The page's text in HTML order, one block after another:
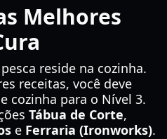
Melhores
reside na cozinha.
receitas, você deve
cozinha para o Nível 3.
Tábua de Corte,
e Ferraria (Ironworks).